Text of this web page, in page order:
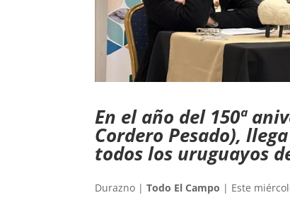
En el año del 150ª
Cordero Pesado),
todos los uruguayos
Durazno |Todo El Campo | Este